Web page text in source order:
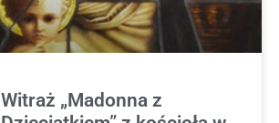
Witraż „Madonna z